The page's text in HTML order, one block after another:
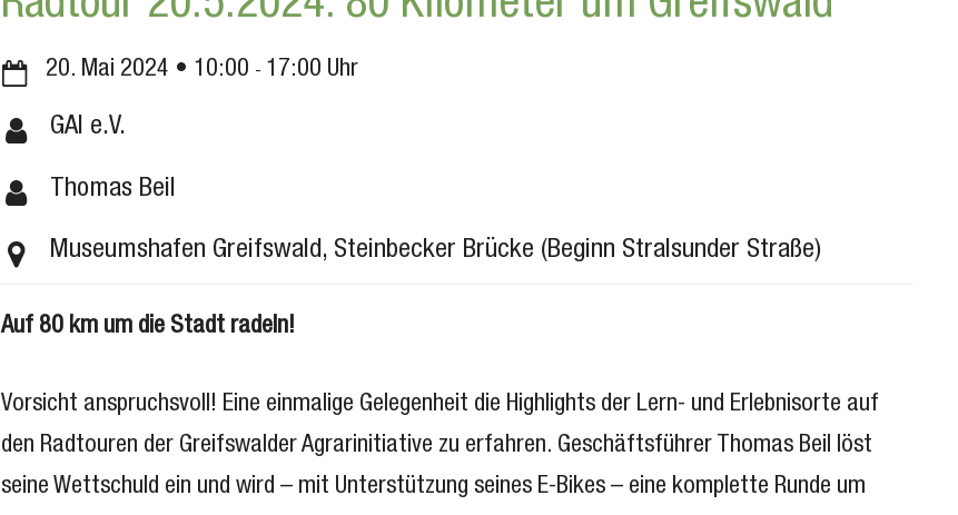
20. Mai 2024 10:00 17:00
GAI e.V.
Thomas Beil
Museumshafen Greifswald, Steinbecker Brücke (Beginn Stralsunder Straße)
Auf 80 km um die Stadt radeln!
Vorsicht anspruchsvoll! Eine einmalige Gelegenheit die Highlights der Lern- und Erlebnisorte auf
den Radtouren der Greifswalder Agrarinitiative zu erfahren. Geschäftsführer Thomas Beil löst
seine Wettschuld ein und wird – mit Unterstützung seines E-Bikes – eine komplette Runde um